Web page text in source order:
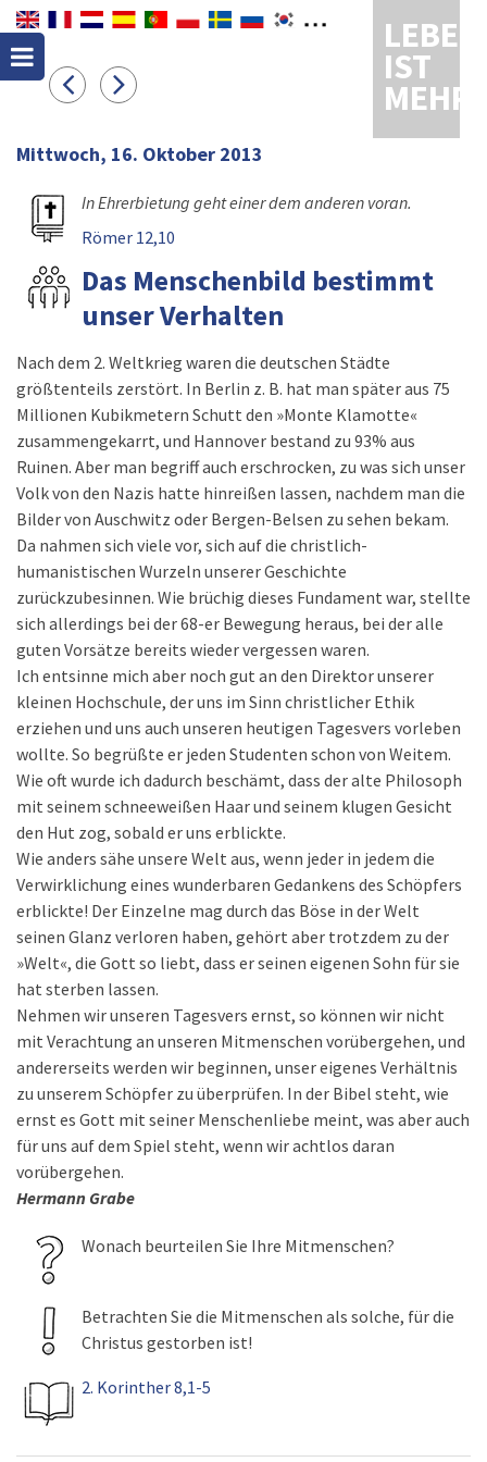
LEBEN
IST
MEHR
Mittwoch, 16. Oktober 2013
In Ehrerbietung geht einer dem anderen voran.
Römer 12,10
Das Menschenbild bestimmt
unser Verhalten
Nach dem 2. Weltkrieg waren die deutschen Städte
größtenteils zerstört. In Berlin z. B. hat man später aus 75
Millionen Kubikmetern Schutt den »Monte Klamotte«
zusammengekarrt, und Hannover bestand zu 93% aus
Ruinen. Aber man begriff auch erschrocken, zu was sich unser
Volk von den Nazis hatte hinreißen lassen, nachdem man die
Bilder von Auschwitz oder Bergen-Belsen zu sehen bekam.
Da nahmen sich viele vor, sich auf die christlich-
humanistischen Wurzeln unserer Geschichte
zurückzubesinnen. Wie brüchig dieses Fundament war, stellte
sich allerdings bei der 68-er Bewegung heraus, bei der alle
guten Vorsätze bereits wieder vergessen waren.
Ich entsinne mich aber noch gut an den Direktor unserer
kleinen Hochschule, der uns im Sinn christlicher Ethik
erziehen und uns auch unseren heutigen Tagesvers vorleben
wollte. So begrüßte er jeden Studenten schon von Weitem.
Wie oft wurde ich dadurch beschämt, dass der alte Philosoph
mit seinem schneeweißen Haar und seinem klugen Gesicht
den Hut zog, sobald er uns erblickte.
Wie anders sähe unsere Welt aus, wenn jeder in jedem die
Verwirklichung eines wunderbaren Gedankens des Schöpfers
erblickte! Der Einzelne mag durch das Böse in der Welt
seinen Glanz verloren haben, gehört aber trotzdem zu der
»Welt«, die Gott so liebt, dass er seinen eigenen Sohn für sie
hat sterben lassen.
Nehmen wir unseren Tagesvers ernst, so können wir nicht
mit Verachtung an unseren Mitmenschen vorübergehen, und
andererseits werden wir beginnen, unser eigenes Verhältnis
zu unserem Schöpfer zu überprüfen. In der Bibel steht, wie
ernst es Gott mit seiner Menschenliebe meint, was aber auch
für uns auf dem Spiel steht, wenn wir achtlos daran
vorübergehen.
Hermann Grabe
Wonach beurteilen Sie Ihre Mitmenschen?
Betrachten Sie die Mitmenschen als solche, für die
Christus gestorben ist!
2. Korinther 8,1-5